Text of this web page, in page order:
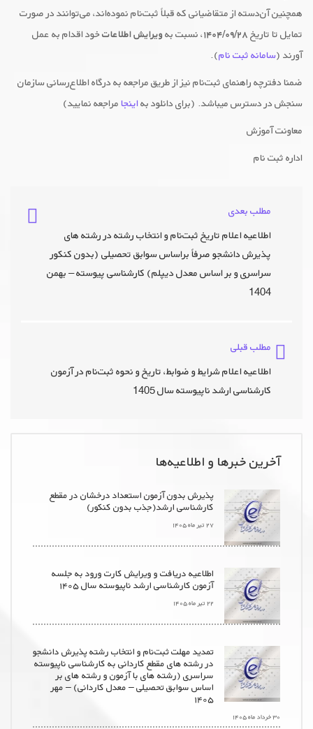
همچنین آن‌دسته از متقاضیانی که قبلاً ثبت‌نام نموده‌اند، می‌توانند در صورت
تمایل تا تاریخ۱۴۰۴/۰۹/۲۸، نسبت بهویرایش اطلاعاتخود اقدام به عمل
آورند (سامانه ثبت نام).
ضمنا دفترچه راهنمای ثبت‌نام نیز از طریق مراجعه به درگاه اطلاع‌رسانی سازمان
سنجش در دسترس میباشد. (برای دانلود بهاینجامراجعه نمایید)
معاونت آموزش
اداره ثبت نام
مطلب بعدی
اطلاعیه اعلام تاریخ ثبت‌نام و انتخاب رشته در رشته های
پذیرش دانشجو صرفاً براساس سوابق تحصیلی (بدون کنکور
سراسری و بر اساس معدل دیپلم) کارشناسی پیوسته – بهمن
1404
مطلب قبلی
اطلاعیه اعلام شرایط و ضوابط، تاریخ و نحوه ثبت‌نام در آزمون
كارشناسی ‌ارشد ناپیوسته سال 1405
آخرین خبرها و اطلاعیه‌ها
پذیرش بدون آزمون استعداد درخشان در مقطع
کارشناسی ارشد(جذب بدون کنکور)
۲۷ تیر ماه ۱۴۰۵
اطلاعیه دریافت و ویرایش کارت ورود به جلسه
آزمون کارشناسی ارشد ناپیوسته سال ۱۴۰۵
۲۲ تیر ماه ۱۴۰۵
تمدید مهلت ثبت‌نام و انتخاب رشته پذیرش دانشجو
در رشته های مقطع کاردانی به کارشناسی ناپیوسته
سراسری (رشته های با آزمون و رشته های بر
اساس سوابق تحصیلی – معدل کاردانی) – مهر
۱۴۰۵
۳۰ خرداد ماه ۱۴۰۵